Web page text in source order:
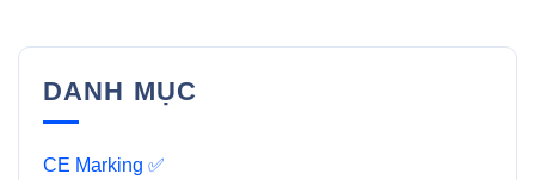
DANH MỤC
CE Marking ✅